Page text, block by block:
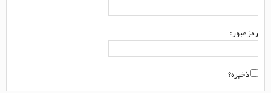
رمز عبور:
ذخیره؟